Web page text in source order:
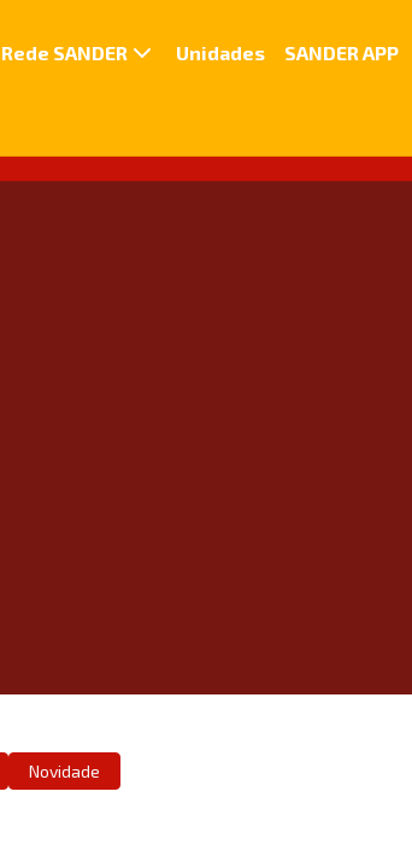
Rede SANDER Unidades SANDER APP
Novidade